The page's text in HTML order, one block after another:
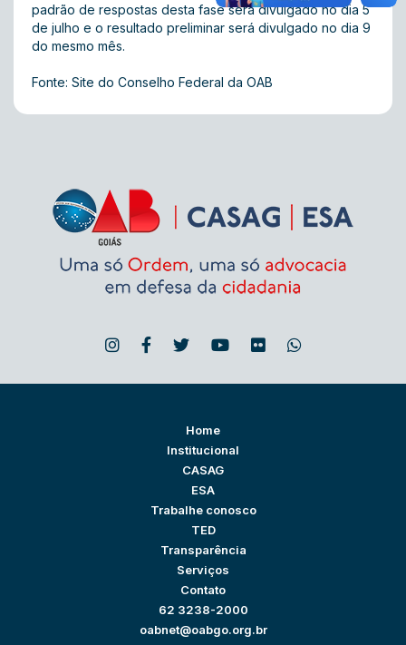
padrão de respostas desta fase será divulgado no dia 5
de julho e o resultado preliminar será divulgado no dia 9
do mesmo mês.
Fonte: Site do Conselho Federal da OAB
Home
Institucional
CASAG
ESA
Trabalhe conosco
TED
Transparência
Serviços
Contato
62 3238-2000
oabnet@oabgo.org.br